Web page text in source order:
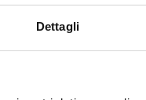
Dettagli